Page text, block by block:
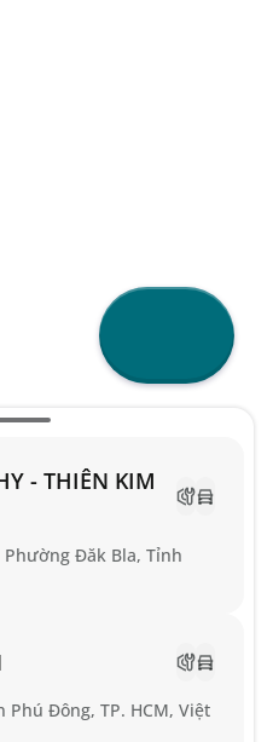
- THIÊN KIM
Phường Đăk Bla, Tỉnh
Phú Đông, TP. HCM, Việt